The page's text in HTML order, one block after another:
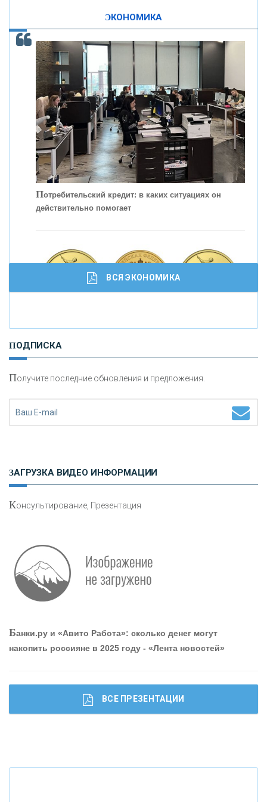
Скорость - один из главных трендов в
кредитовании бизнеса - «Интервью»
Работа мечты. Что банки делают для того, чтобы
привлечь и удержать персонал - «Интервью»
ЭКОНОМИКА
Потребительский кредит: в каких ситуациях он
действительно помогает
И
сохранения и увеличения капитала
Что будет с наличными деньгами при цифровом
ВСЯ ЭКОНОМИКА
ПОДПИСКА
Получите последние обновления и предложения.
ЗАГРУЗКА ВИДЕО ИНФОРМАЦИИ
Консультирование, Презентация
Банки.ру и «Авито Работа»: сколько денег могут
накопить россияне в 2025 году - «Лента новостей»
ВСЕ ПРЕЗЕНТАЦИИ